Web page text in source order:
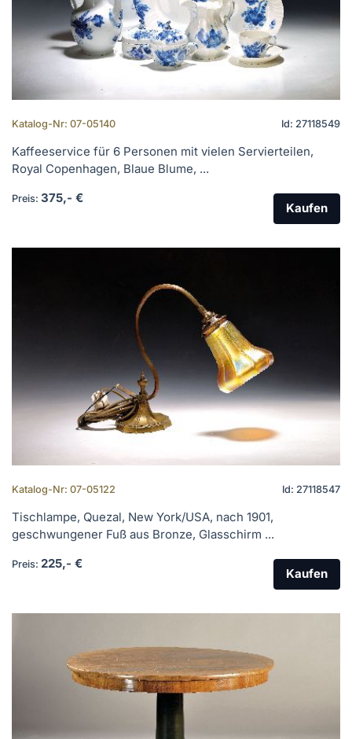
Katalog-Nr: 07-05140 Id: 27118549
Kaffeeservice für 6 Personen mit vielen Servierteilen,
Royal Copenhagen, Blaue Blume, ...
Preis: 375,- €
Kaufen
Katalog-Nr: 07-05122 Id: 27118547
Tischlampe, Quezal, New York/USA, nach 1901,
geschwungener Fuß aus Bronze, Glasschirm ...
Preis: 225,- €
Kaufen